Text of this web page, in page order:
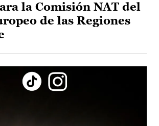
la Comisión NAT del
de las Regiones